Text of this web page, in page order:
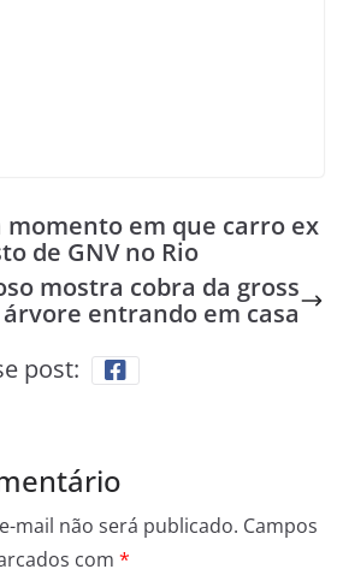
momento em que carro ex
de GNV no Rio
mostra cobra da gross
entrando em casa
post:
mail não será publicado. Campos
com *